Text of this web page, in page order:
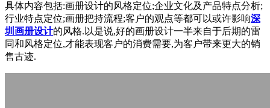
具体内容包括:画册设计的风格定位;企业文化及产品特点分析;
行业特点定位;画册把持流程;客户的观点等都可以或许影响深
圳画册设计的风格.以是说,好的画册设计一半来自于后期的雷
同和风格定位,才能表现客户的消费需要,为客户带来更大的销
售古迹.